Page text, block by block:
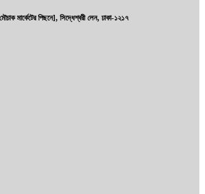
মার্কেটের পিছনে], সিদ্ধেশ্বরী লেন, ঢাকা-১২১৭